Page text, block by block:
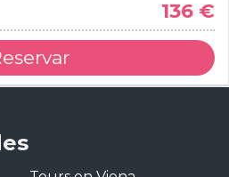
136 €